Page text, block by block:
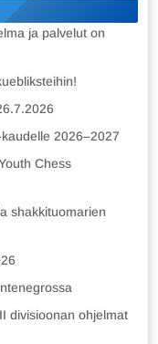
ja palvelut on
2026–2027
Chess
shakkituomarien
divisioonan ohjelmat